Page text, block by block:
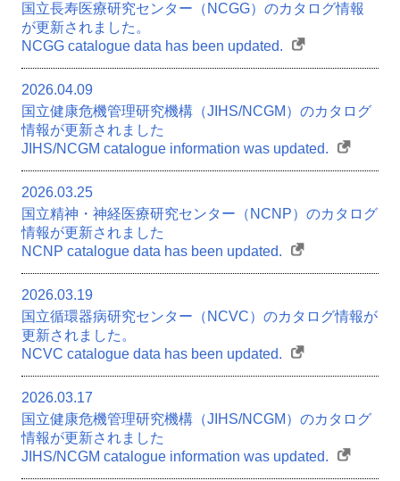
国立長寿医療研究センター（NCGG）のカタログ情報
が更新されました。
NCGG catalogue data has been updated.
2026.04.09
国立健康危機管理研究機構（JIHS/NCGM）のカタログ
情報が更新されました
JIHS/NCGM catalogue information was updated.
2026.03.25
国立精神・神経医療研究センター（NCNP）のカタログ
情報が更新されました
NCNP catalogue data has been updated.
2026.03.19
国立循環器病研究センター（NCVC）のカタログ情報が
更新されました。
NCVC catalogue data has been updated.
2026.03.17
国立健康危機管理研究機構（JIHS/NCGM）のカタログ
情報が更新されました
JIHS/NCGM catalogue information was updated.